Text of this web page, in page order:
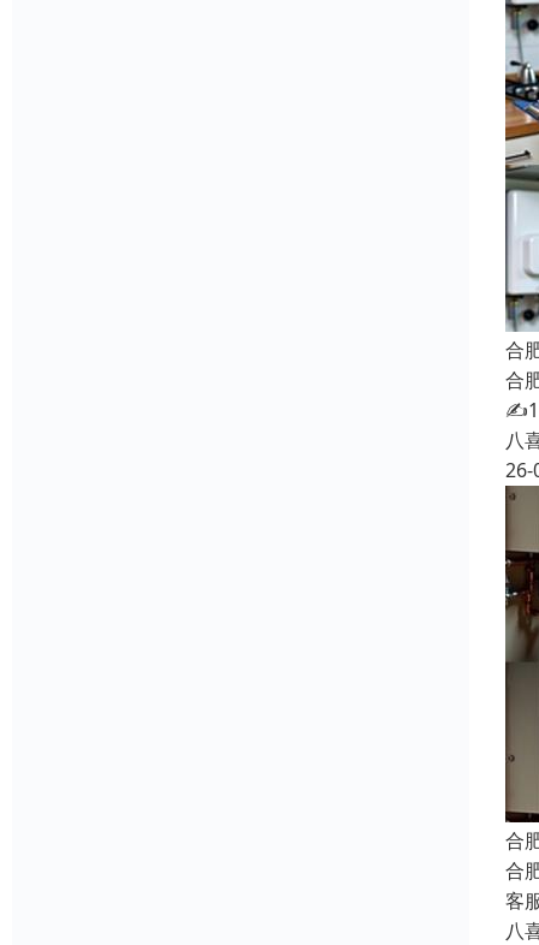
合
合
八
26-
合
合
客
八